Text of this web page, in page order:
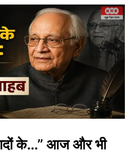
के…” आज और भी